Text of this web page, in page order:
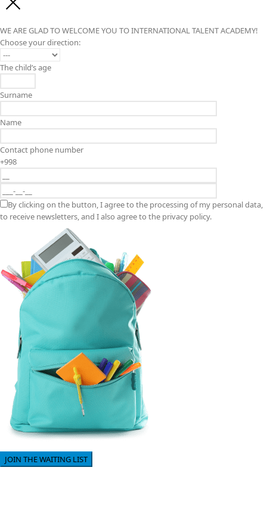
WE ARE GLAD TO WELCOME YOU TO INTERNATIONAL TALENT ACADEMY!
Choose your direction:
The child’s age
Surname
Name
Contact phone number
+998
By clicking on the button, I agree to the processing of my personal data,
to receive newsletters, and I also agree to the privacy policy.